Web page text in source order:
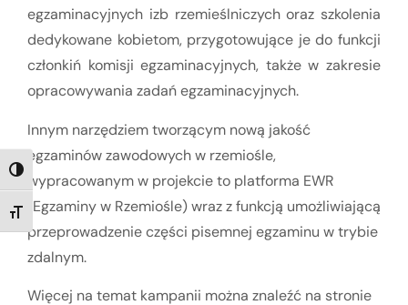
TOGGLE HIGH CONTRAST
TOGGLE FONT SIZE
egzaminacyjnych izb rzemieślniczych oraz szkolenia
dedykowane kobietom, przygotowujące je do funkcji
członkiń komisji egzaminacyjnych, także w zakresie
opracowywania zadań egzaminacyjnych.
Innym narzędziem tworzącym nową jakość
egzaminów zawodowych w rzemiośle,
wypracowanym w projekcie to platforma EWR
(Egzaminy w Rzemiośle) wraz z funkcją umożliwiającą
przeprowadzenie części pisemnej egzaminu w trybie
zdalnym.
Więcej na temat kampanii można znaleźć na stronie